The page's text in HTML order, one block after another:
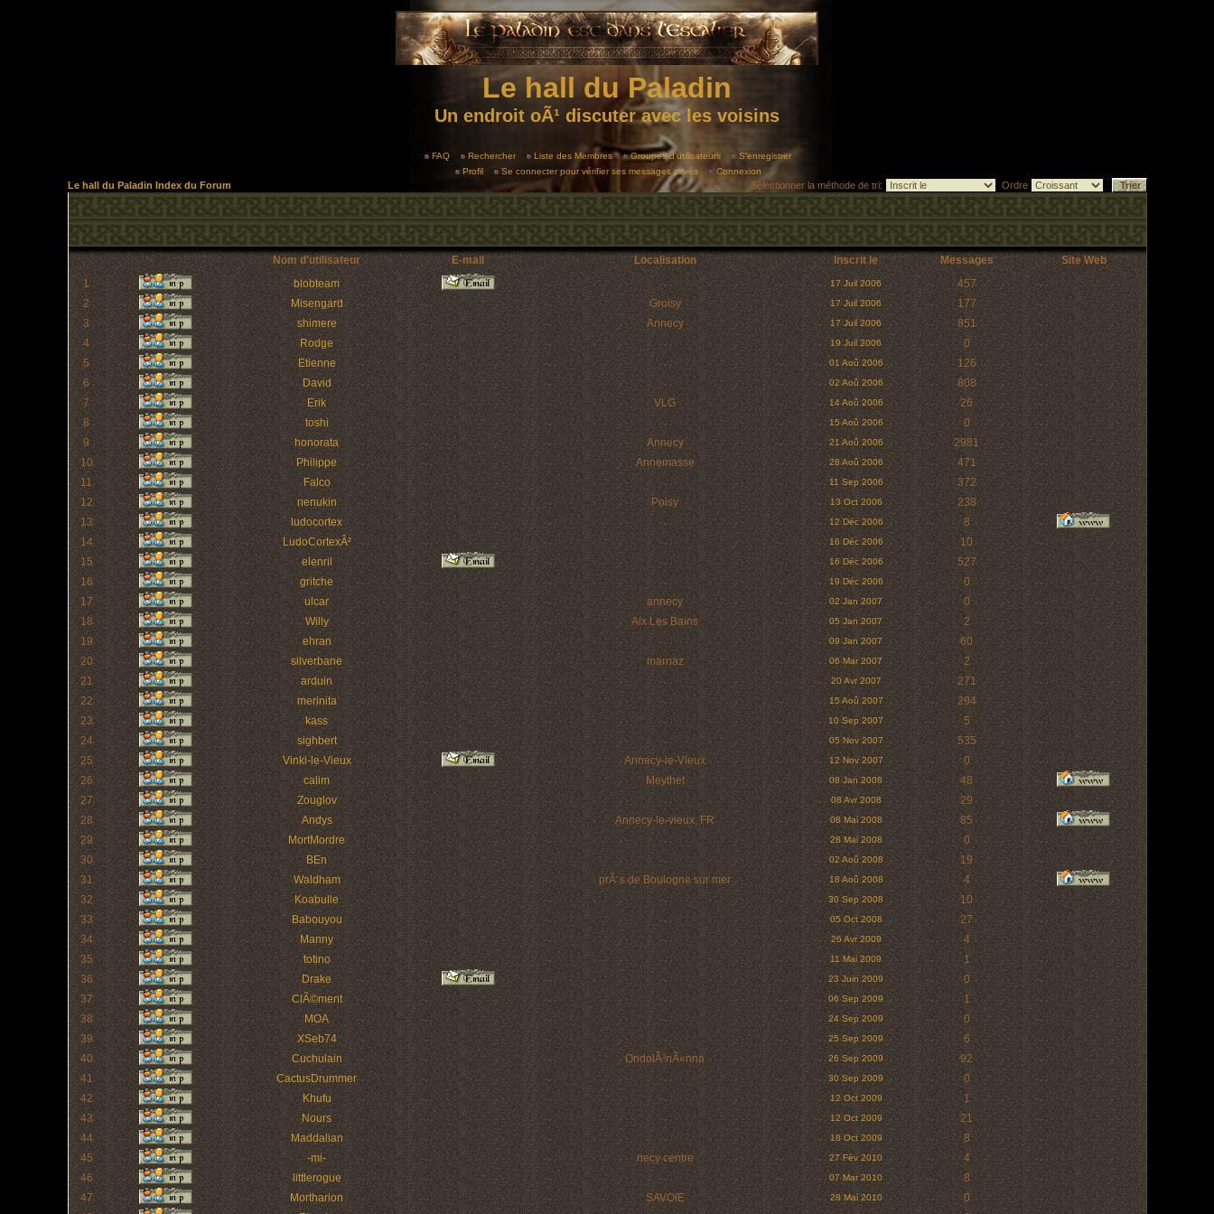
Le hall du Paladin
Un endroit oÃ¹ discuter avec les voisins
FAQ Rechercher Liste des Membres Groupes d'utilisateurs
S'enregistrer
Profil
Se connecter pour vérifier ses messages privés Connexion
Le hall du Paladin Index du Forum Sélectionner la méthode de tri: Ordre
Nom d'utilisateur E-mail Localisation Inscrit le Messages
Site Web
1
blobteam 17 Juil 2006
457
2
Misengard Groisy 17 Juil 2006
177
3
shimere Annecy 17 Juil 2006
851
4
Rodge 19 Juil 2006
0
5
Etienne 01 Aoû 2006
126
6
David 02 Aoû 2006
808
7
Erik VLG 14 Aoû 2006
26
8
toshi 15 Aoû 2006
0
9
honorata Annecy 21 Aoû 2006
2981
10
Philippe Annemasse 28 Aoû 2006
471
11
Falco 11 Sep 2006
372
12
nenukin Poisy 13 Oct 2006
238
13
ludocortex 12 Déc 2006
8
14
LudoCortexÂ² 16 Déc 2006
10
15
elenril 16 Déc 2006
527
16
gritche 19 Déc 2006
0
17
ulcar annecy 02 Jan 2007
0
18
Willy Aix Les Bains 05 Jan 2007
2
19
ehran 09 Jan 2007
60
20
silverbane marnaz 06 Mar 2007
2
21
arduin 20 Avr 2007
271
22
merinita 15 Aoû 2007
294
23
kass 10 Sep 2007
5
24
sighbert 05 Nov 2007
535
25
Vinki-le-Vieux Annecy-le-Vieux 12 Nov 2007
0
26
calim Meythet 08 Jan 2008
48
27
Zouglov 08 Avr 2008
29
28
Andys Annecy-le-vieux, FR 08 Mai 2008
85
29
MortMordre 28 Mai 2008
0
30
BEn 02 Aoû 2008
19
31
Waldham prÃ¨s de Boulogne sur mer 18 Aoû 2008
4
32
Koabulle 30 Sep 2008
10
33
Babouyou 05 Oct 2008
27
34
Manny 26 Avr 2009
4
35
totino 11 Mai 2009
1
36
Drake 23 Juin 2009
0
37
ClÃ©ment 06 Sep 2009
1
38
MOA 24 Sep 2009
0
39
XSeb74 25 Sep 2009
6
40
Cuchulain OndolÃ³nÃ«nna 26 Sep 2009
92
41
CactusDrummer 30 Sep 2009
0
42
Khufu 12 Oct 2009
1
43
Nours 12 Oct 2009
21
44
Maddalian 18 Oct 2009
8
45
-mi- necy centre 27 Fév 2010
4
46
littlerogue 07 Mar 2010
8
47
Mortharion SAVOIE 28 Mai 2010
0